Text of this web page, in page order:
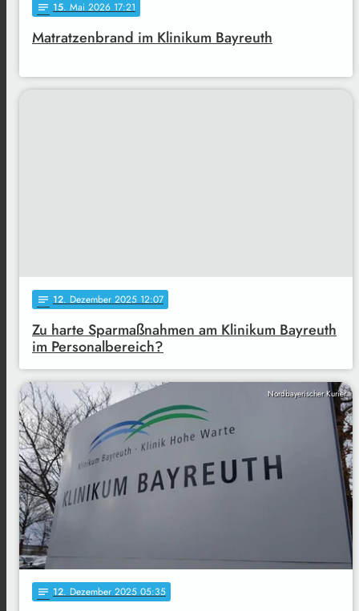
notes 15. Mai 2026 17:21
Matratzenbrand im Klinikum Bayreuth
notes 12. Dezember 2025 12:07
Zu harte Sparmaßnahmen am Klinikum Bayreuth
im Personalbereich?
Nordbayerischer Kurier
notes 12. Dezember 2025 05:35